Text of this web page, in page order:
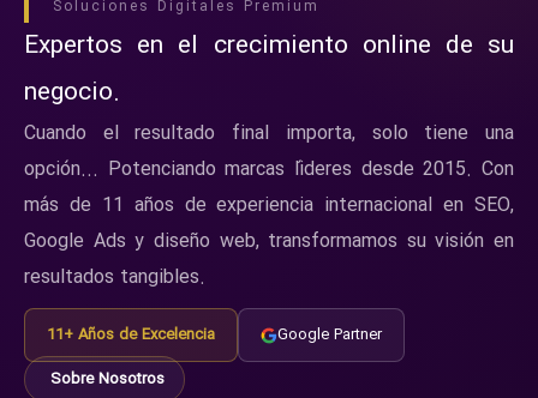
Soluciones Digitales Premium
Expertos en el crecimiento online de su
negocio.
Cuando el resultado final importa, solo tiene una
opción... Potenciando marcas líderes desde 2015. Con
más de 11 años de experiencia internacional en SEO,
Google Ads y diseño web, transformamos su visión en
resultados tangibles.
11+ Años de Excelencia
Google Partner
Sobre Nosotros